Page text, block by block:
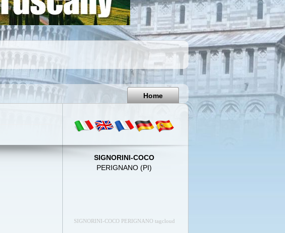
Pisa
Italy
Home
SIGNORINI-COCO
PERIGNANO (PI)
SIGNORINI-COCO PERIGNANO tagcloud